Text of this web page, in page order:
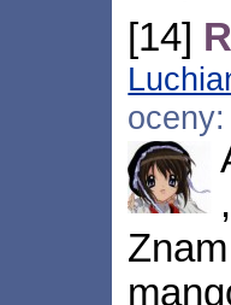
[14]
oceny: